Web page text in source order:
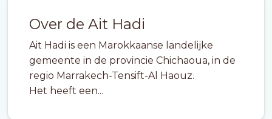
Over de Ait Hadi
Ait Hadi is een Marokkaanse landelijke
gemeente in de provincie Chichaoua, in de
regio Marrakech-Tensift-Al Haouz.
Het heeft een...